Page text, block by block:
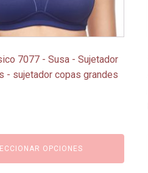
7077 - Susa - Sujetador
- sujetador copas grandes
OPCIONES